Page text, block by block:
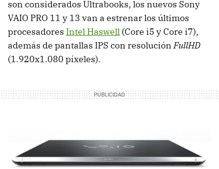
son considerados Ultrabooks, los nuevos Sony
VAIO PRO 11 y 13 van a estrenar los últimos
procesadores Intel Haswell (Core i5 y Core i7),
además de pantallas IPS con resolución FullHD
(1.920x1.080 píxeles).